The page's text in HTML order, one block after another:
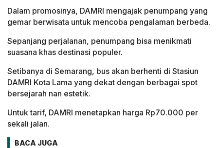
Dalam promosinya, DAMRI mengajak penumpang yang
gemar berwisata untuk mencoba pengalaman berbeda.
Sepanjang perjalanan, penumpang bisa menikmati
suasana khas destinasi populer.
Setibanya di Semarang, bus akan berhenti di Stasiun
DAMRI Kota Lama yang dekat dengan berbagai spot
bersejarah nan estetik.
Untuk tarif, DAMRI menetapkan harga Rp70.000 per
sekali jalan.
BACA JUGA